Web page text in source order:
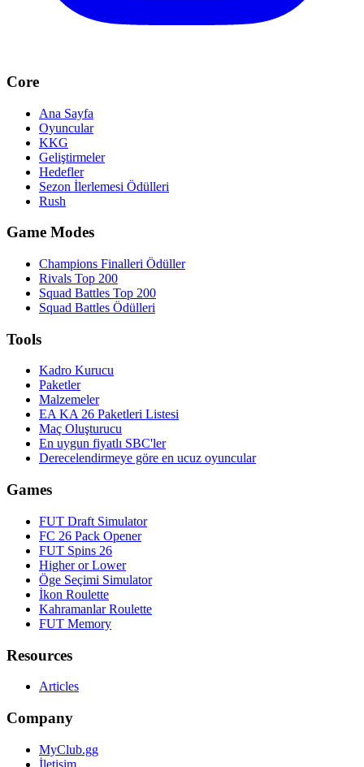
Core
Ana Sayfa
Oyuncular
KKG
Geliştirmeler
Hedefler
Sezon İlerlemesi Ödülleri
Rush
Game Modes
Champions Finalleri Ödüller
Rivals Top 200
Squad Battles Top 200
Squad Battles Ödülleri
Tools
Kadro Kurucu
Paketler
Malzemeler
EA KA 26 Paketleri Listesi
Maç Oluşturucu
En uygun fiyatlı SBC'ler
Derecelendirmeye göre en ucuz oyuncular
Games
FUT Draft Simulator
FC 26 Pack Opener
FUT Spins 26
Higher or Lower
Öge Seçimi Simulator
İkon Roulette
Kahramanlar Roulette
FUT Memory
Resources
Articles
Company
MyClub.gg
İletişim